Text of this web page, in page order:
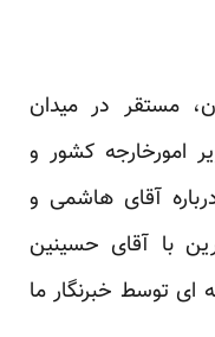
مستقر در میدان
امورخارجه کشور و
آقای هاشمی و
با آقای حسینین
توسط خبرنگار ما